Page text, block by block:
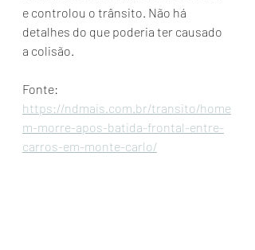
e controlou o trânsito. Não há
detalhes do que poderia ter causado
a colisão.
Fonte:
https://ndmais.com.br/transito/home
m-morre-apos-batida-frontal-entre-
carros-em-monte-carlo/